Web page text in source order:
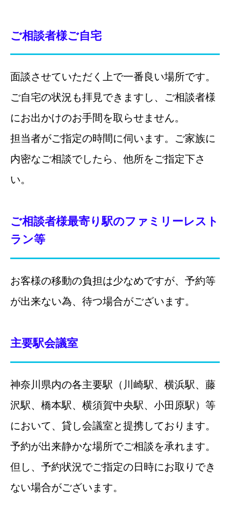
ご相談者様ご自宅
面談させていただく上で一番良い場所です。
ご自宅の状況も拝見できますし、ご相談者様
にお出かけのお手間を取らせません。
担当者がご指定の時間に伺います。ご家族に
内密なご相談でしたら、他所をご指定下さ
い。
ご相談者様最寄り駅のファミリーレスト
ラン等
お客様の移動の負担は少なめですが、予約等
が出来ない為、待つ場合がございます。
主要駅会議室
神奈川県内の各主要駅（ 川崎駅、 横浜駅、 藤
沢駅、 橋本駅、 横須賀中央駅、 小田原駅 ）等
において、貸し会議室と提携しております。
予約が出来静かな場所でご相談を承れます。
但し、予約状況でご指定の日時にお取りでき
ない場合がございます。